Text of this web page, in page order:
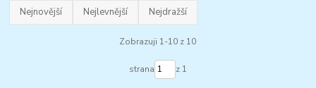
Nejnovější Nejlevnější Nejdražší
Zobrazuji 1-10 z 10
strana z 1